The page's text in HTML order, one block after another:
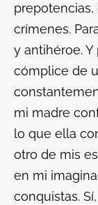
crímenes.
y antihéroe.
cómplice de
mi madre
lo que ella
otro de mis
en mi
conquistas.